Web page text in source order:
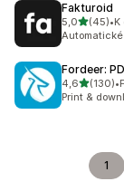
Fakturoid
5,0z 5 hvězd
(45)
Celkový •K
Fordeer:
4,6z 5 hvězd
(130)
Celkový •
Print &
1